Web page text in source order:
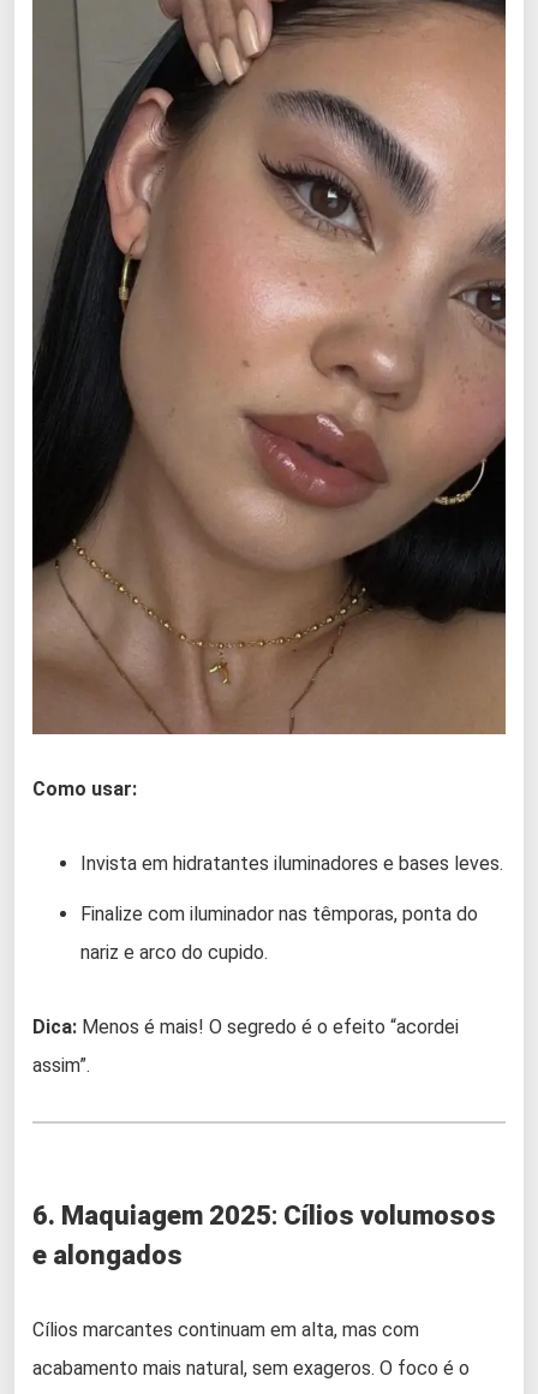
Como usar:
Invista em hidratantes iluminadores e bases leves.
Finalize com iluminador nas têmporas, ponta do
nariz e arco do cupido.
Dica: Menos é mais! O segredo é o efeito “acordei
assim”.
6. Maquiagem 2025: Cílios volumosos
e alongados
Cílios marcantes continuam em alta, mas com
acabamento mais natural, sem exageros. O foco é o